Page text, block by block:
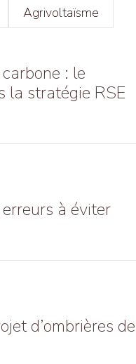
Agrivoltaïsme
: le
la stratégie RSE
à éviter
d’ombrières de